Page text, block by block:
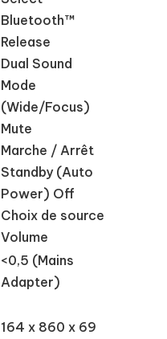
Bluetooth™
Release
Dual Sound
Mode
(Wide/Focus)
Mute
Marche / Arrêt
Standby (Auto
Power) Off
Choix de source
Volume
<0,5 (Mains
Adapter)
164 x 860 x 69